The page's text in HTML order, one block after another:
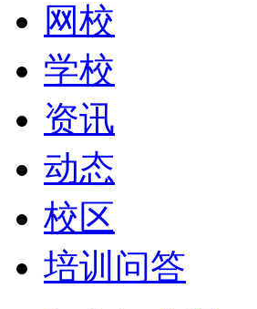
网校
学校
资讯
动态
校区
培训问答